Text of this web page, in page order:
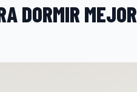
DORMIR MEJOR